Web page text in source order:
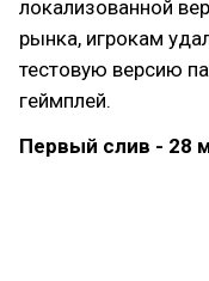
локализованной
рынка, игрокам
тестовую версию
геймплей.
Первый слив - 28